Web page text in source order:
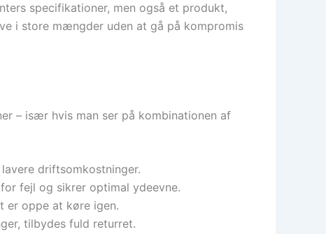
specifikationer, men også et produkt,
i store mængder uden at gå på kompromis
– især hvis man ser på kombinationen af
driftsomkostninger.
fejl og sikrer optimal ydeevne.
er oppe at køre igen.
tilbydes fuld returret.